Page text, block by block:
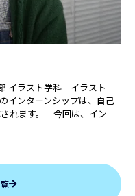
イラスト学科 イラスト
インターンシップは、自己
れます。 今回は、イン